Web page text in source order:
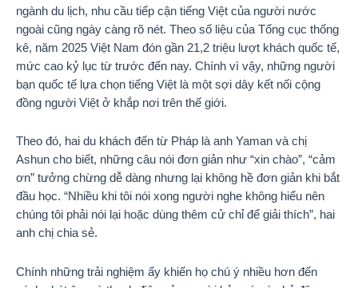
ngành du lịch, nhu cầu tiếp cận tiếng Việt của người nước
ngoài cũng ngày càng rõ nét. Theo số liệu của Tổng cục thống
kê, năm 2025 Việt Nam đón gần 21,2 triệu lượt khách quốc tế,
mức cao kỷ lục từ trước đến nay. Chính vì vậy, những người
bạn quốc tế lựa chọn tiếng Việt là một sợi dây kết nối cộng
đồng người Việt ở khắp nơi trên thế giới.
Theo đó, hai du khách đến từ Pháp là anh Yaman và chị
Ashun cho biết, những câu nói đơn giản như “xin chào”, “cảm
ơn” tưởng chừng dễ dàng nhưng lại không hề đơn giản khi bắt
đầu học. “Nhiều khi tôi nói xong người nghe không hiểu nên
chúng tôi phải nói lại hoặc dùng thêm cử chỉ để giải thích”, hai
anh chị chia sẻ.
Chính những trải nghiệm ấy khiến họ chú ý nhiều hơn đến